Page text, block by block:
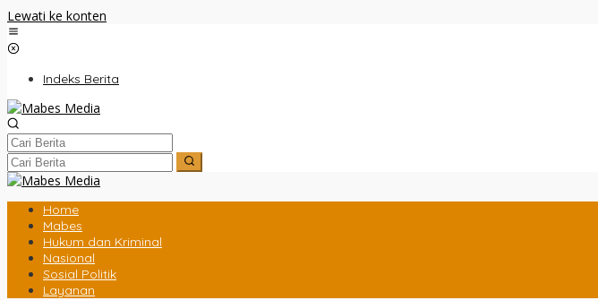
Lewati ke konten
Indeks Berita
Home
Mabes
Hukum dan Kriminal
Nasional
Sosial Politik
Layanan